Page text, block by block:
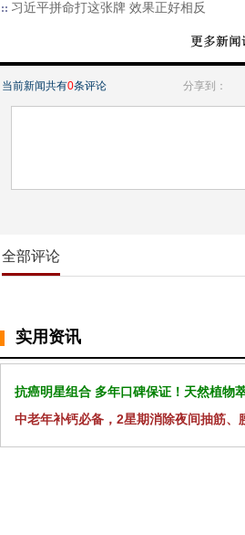
习近平拼命打这张牌 效果正好相反
当前新闻共有0条评论 分享到：
全部评论
实用资讯
抗癌明星组合 多年口碑保证！天然植物
中老年补钙必备，2星期消除夜间抽筋